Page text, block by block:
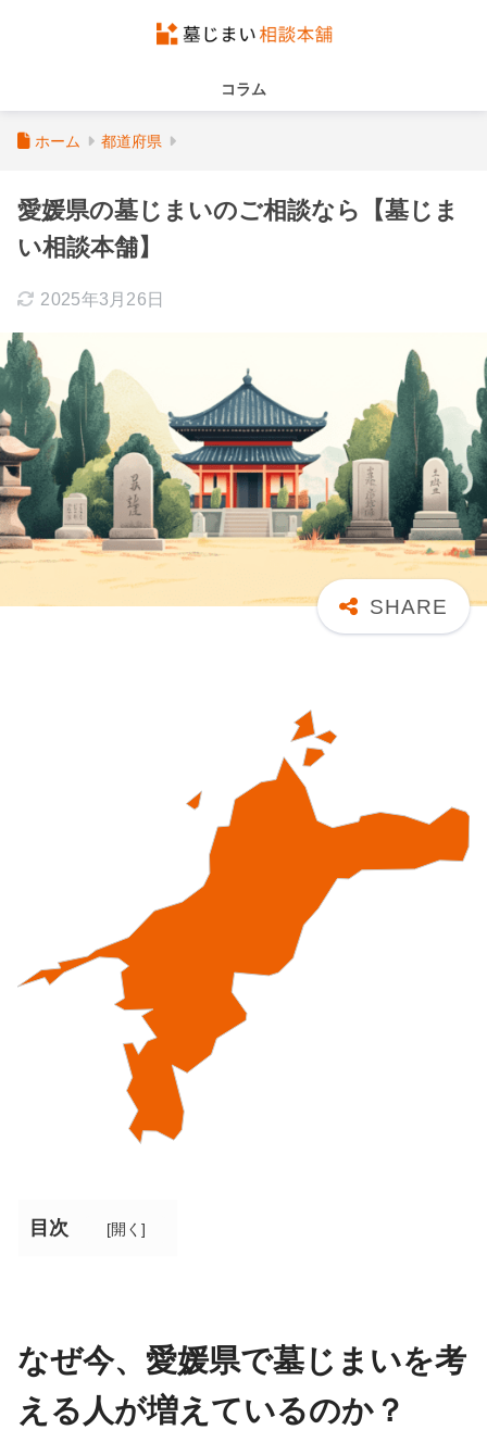
コラム
ホーム 都道府県
愛媛県の墓じまいのご相談なら【墓じま
い相談本舗】
2025年3月26日
目次 [開く ]
なぜ今、愛媛県で墓じまいを考
える人が増えているのか？